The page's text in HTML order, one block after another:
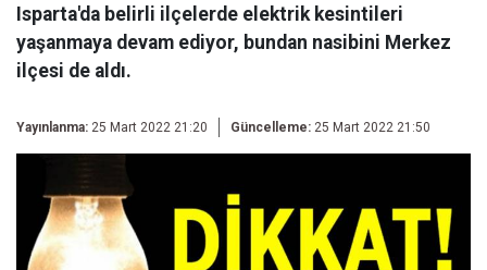
Isparta'da belirli ilçelerde elektrik kesintileri
yaşanmaya devam ediyor, bundan nasibini Merkez
ilçesi de aldı.
Yayınlanma: 25 Mart 2022 21:20 Güncelleme: 25 Mart 2022 21:50